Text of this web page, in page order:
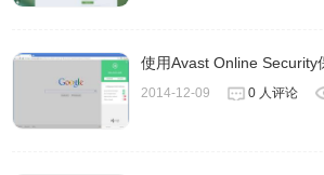
使用Avast Online Security
2014-12-09 0 人评论